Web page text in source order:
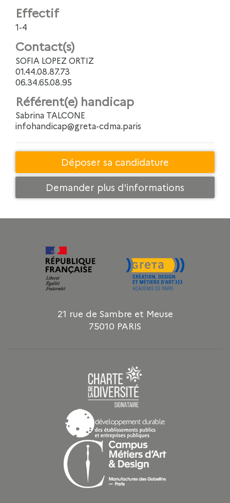
Effectif
1-4
Contact(s)
SOFIA LOPEZ ORTIZ
01.44.08.87.73
06.34.65.08.95
Référent(e) handicap
Sabrina TALCONE
infohandicap@greta-cdma.paris
Déposer sa candidature
Demander plus d'informations
21 rue de Sambre et Meuse
75010 PARIS